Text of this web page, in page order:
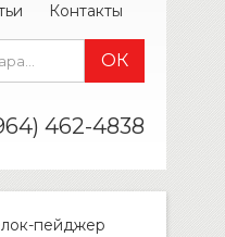
Контакты
462-4838
пейджер